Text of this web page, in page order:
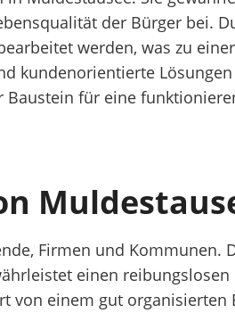
der Bürger bei.
werden, was zu
kundenorientierte
für eine
Firmen und Kommunen.
einen
von einem gut organisierten